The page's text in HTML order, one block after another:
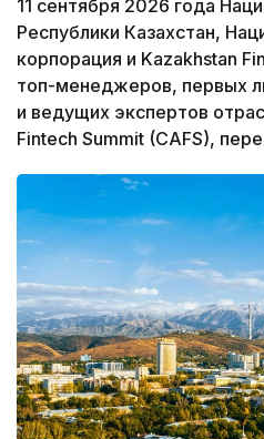
11 сентября 2026 года
Республики Казахстан,
корпорация и Kazakhstan
топ-менеджеров, первых
и ведущих экспертов
Fintech Summit (CAFS),